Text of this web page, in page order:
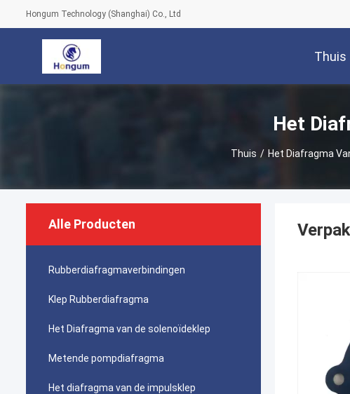
Hongum Technology (Shanghai) Co., Ltd
Thuis
Het
Thuis / Het Diafragma
Alle Producten
Rubberdiafragmaverbindingen
Klep Rubberdiafragma
Het Diafragma van de solenoïdeklep
Metende pompdiafragma
Het diafragma van de impulsklep